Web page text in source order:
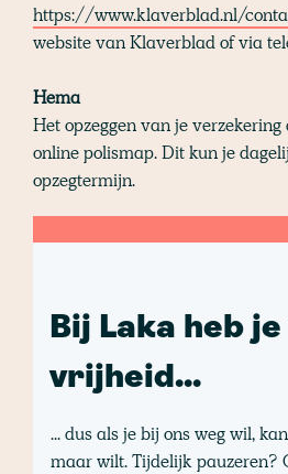
https://www.klaverblad.nl/
website van Klaverblad of via
Hema
Het opzeggen van je
online polismap. Dit kun je
opzegtermijn.
Bij Laka heb
vrijheid...
... dus als je bij ons weg wil,
maar wilt. Tijdelijk pauzeren?